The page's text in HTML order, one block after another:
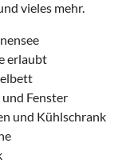
vieles mehr.
erlaubt
Fenster
und Kühlschrank